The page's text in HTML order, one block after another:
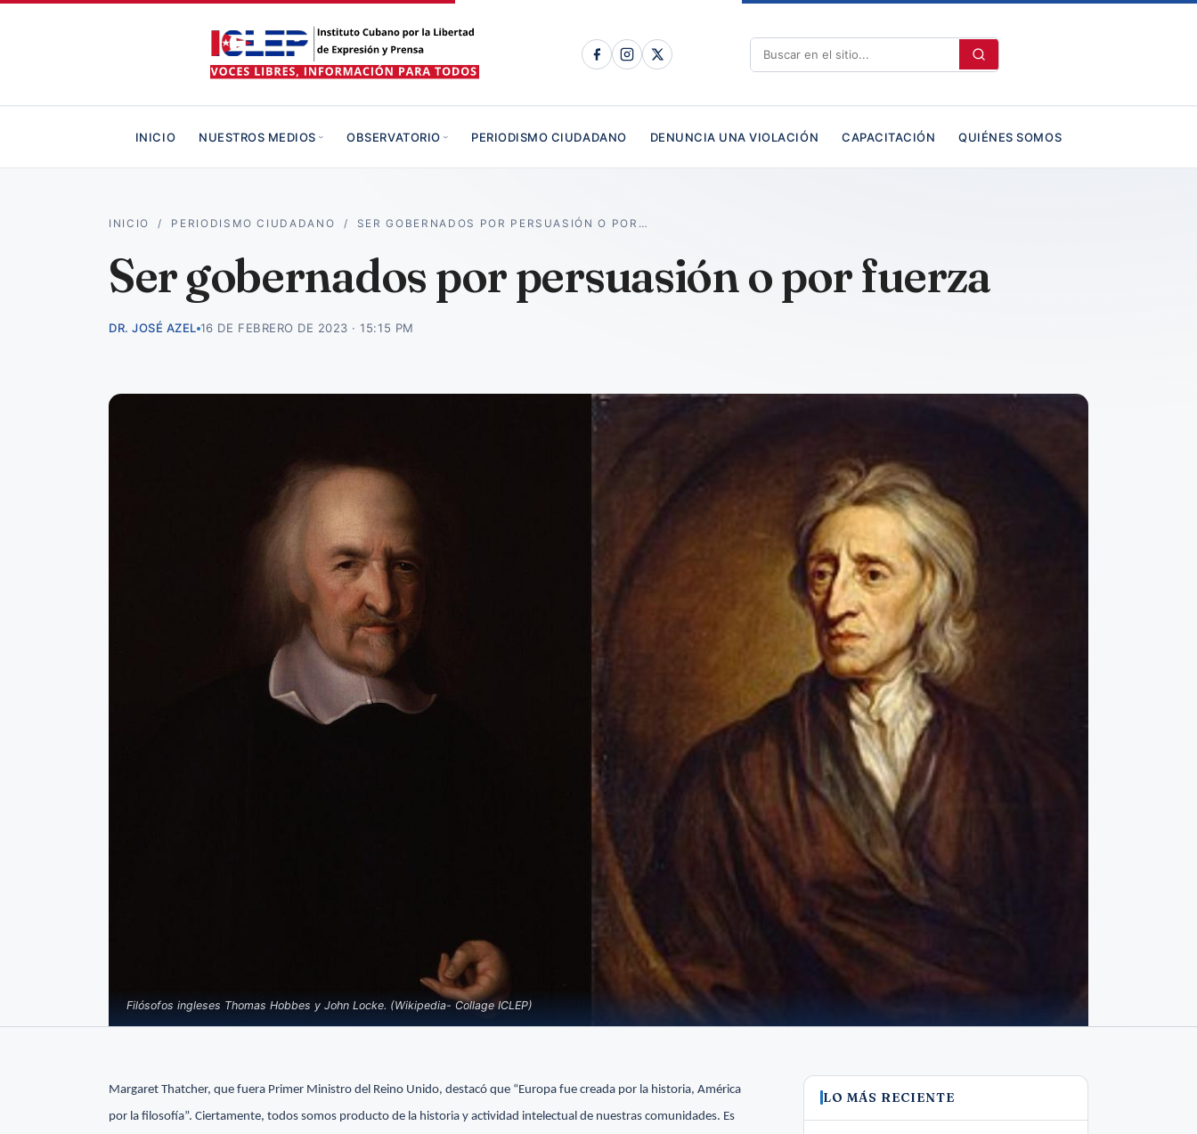
INICIO NUESTROS MEDIOS OBSERVATORIO PERIODISMO CIUDADANO DENUNCIA UNA VIOLACIÓN CAPACITACIÓN QUIÉNES SOMOS
INICIO / PERIODISMO CIUDADANO / SER GOBERNADOS POR PERSUASIÓN O POR…
Ser gobernados por persuasión o por fuerza
DR. JOSÉ AZEL 16 DE FEBRERO DE 2023 · 15:15 PM
Filósofos ingleses Thomas Hobbes y John Locke. (Wikipedia- Collage ICLEP)
Margaret Thatcher, que fuera Primer Ministro del Reino Unido, destacó que “Europa fue creada por la historia, América
por la filosofía”. Ciertamente, todos somos producto de la historia y actividad intelectual de nuestras comunidades. Es
LO MÁS RECIENTE